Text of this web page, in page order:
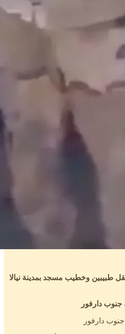
طبيبين وخطيب مسجد بمدينة نيالا
جنوب دارفور
دارفور